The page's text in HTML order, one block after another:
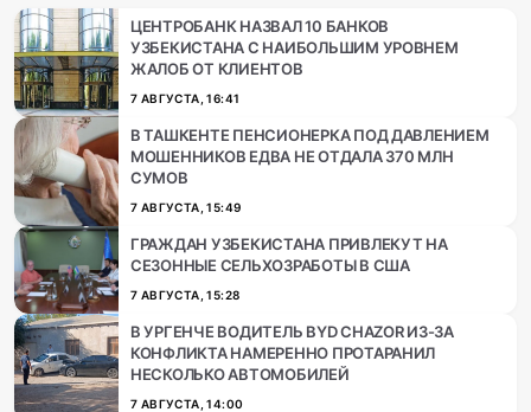
ЦЕНТРОБАНК НАЗВАЛ 10 БАНКОВ
УЗБЕКИСТАНА С НАИБОЛЬШИМ УРОВНЕМ
ЖАЛОБ ОТ КЛИЕНТОВ
7 АВГУСТА, 16:41
В ТАШКЕНТЕ ПЕНСИОНЕРКА ПОД ДАВЛЕНИЕМ
МОШЕННИКОВ ЕДВА НЕ ОТДАЛА 370 МЛН
СУМОВ
7 АВГУСТА, 15:49
ГРАЖДАН УЗБЕКИСТАНА ПРИВЛЕКУТ НА
СЕЗОННЫЕ СЕЛЬХОЗРАБОТЫ В США
7 АВГУСТА, 15:28
В УРГЕНЧЕ ВОДИТЕЛЬ BYD CHAZOR ИЗ-ЗА
КОНФЛИКТА НАМЕРЕННО ПРОТАРАНИЛ
НЕСКОЛЬКО АВТОМОБИЛЕЙ
7 АВГУСТА, 14:00